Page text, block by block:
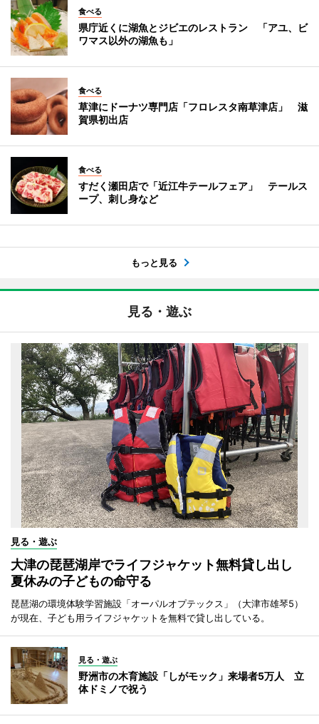
食べる
県庁近くに湖魚とジビエのレストラン 「アユ、ビ
ワマス以外の湖魚も」
食べる
草津にドーナツ専門店「フロレスタ南草津店」 滋
賀県初出店
食べる
すだく瀬田店で「近江牛テールフェア」 テールス
ープ、刺し身など
もっと見る
見る・遊ぶ
見る・遊ぶ
大津の琵琶湖岸でライフジャケット無料貸し出し
夏休みの子どもの命守る
琵琶湖の環境体験学習施設「オーパルオプテックス」（大津市雄琴5）
が現在、子ども用ライフジャケットを無料で貸し出している。
見る・遊ぶ
野洲市の木育施設「しがモック」来場者5万人 立
体ドミノで祝う